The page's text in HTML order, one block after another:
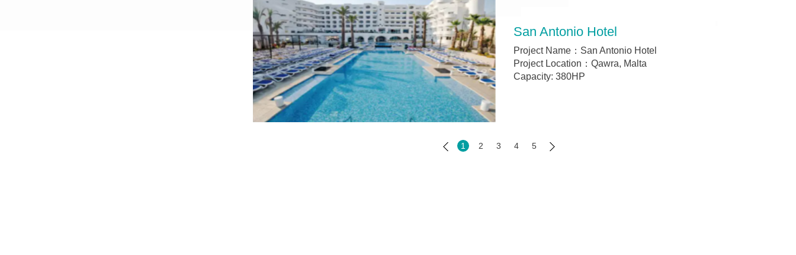
San Antonio Hotel
Project Name：San Antonio Hotel
Project Location：Qawra, Malta
Capacity: 380HP
1 2 3 4 5